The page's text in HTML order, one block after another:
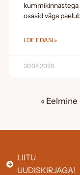
kummikinnastega
osasid väga
LOE EDASI »
30.04.2026
« Eelmine
LIITU
UUDISKIRJAGA!